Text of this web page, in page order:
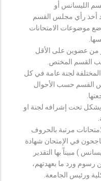
الليسانس أو
أخذ رأي مجلس القسم
موضوعات الامتحانات
من عضوين على الأقل
القسم المختص.
لجنة عامة في كل
القسم حسب الأحوال
تحت إشرافه لجنة او
مرتبة بالحروف
في الإمتحان شهادة
) مبيناً بها التقدير
رسوم ورد ما بعهدتهم،
ورئيس الجامعة.